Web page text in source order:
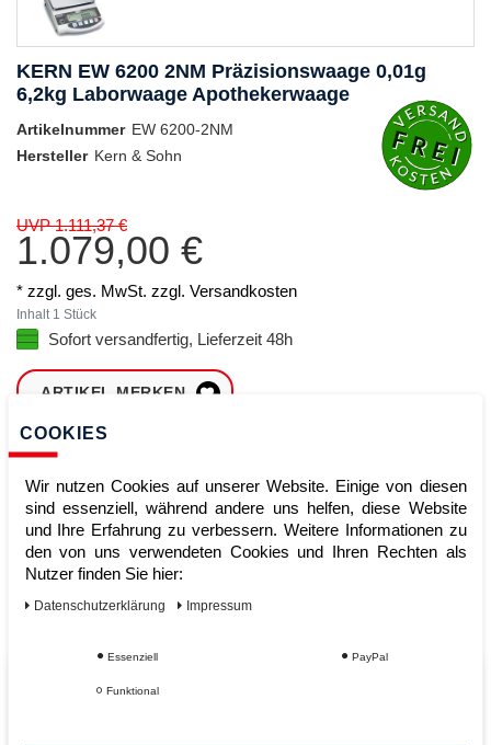
KERN EW 6200 2NM Präzisionswaage 0,01g
6,2kg Laborwaage Apothekerwaage
Artikelnummer EW 6200-2NM
Hersteller Kern & Sohn
UVP 1.111,37 €
1.079,00 €
* zzgl. ges. MwSt. zzgl. Versandkosten
Inhalt 1 Stück
Sofort versandfertig, Lieferzeit 48h
ARTIKEL MERKEN
Sofort lieferbar
Vom Profi für Profis - Ihre Vorteile
COOKIES
Wir nutzen Cookies auf unserer Website. Einige von diesen
sind essenziell, während andere uns helfen, diese Website
und Ihre Erfahrung zu verbessern. Weitere Informationen zu
den von uns verwendeten Cookies und Ihren Rechten als
Nutzer finden Sie hier:
Daten­schutz­erklärung Impressum
Essenziell PayPal
Funktional